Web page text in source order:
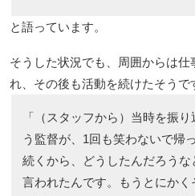
と語っています。
そうした状況でも、周囲からは
れ、その後も活動を続けたそうで
「（スタッフから）当時を振
う監督が、1回も笑わないで帰
続くから、どうしたんだろう
言われたんです。もうとにか